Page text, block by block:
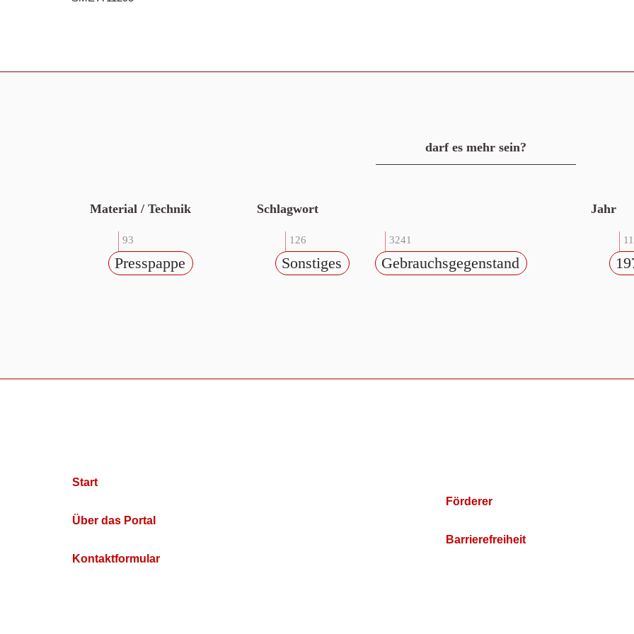
darf es mehr sein?
Material / Technik
93
Presspappe
Schlagwort
126
Sonstiges
3241
Gebrauchsgegenstand
Jahr
Start
Über das Portal
Kontaktformular
Förderer
Barrierefreiheit